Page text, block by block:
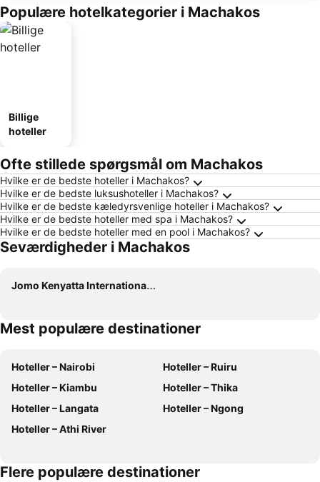
Populære hotelkategorier i Machakos
Billige
hoteller
Ofte stillede spørgsmål om Machakos
Hvilke er de bedste hoteller i Machakos?
Hvilke er de bedste luksushoteller i Machakos?
Hvilke er de bedste kæledyrsvenlige hoteller i Machakos?
Hvilke er de bedste hoteller med spa i Machakos?
Hvilke er de bedste hoteller med en pool i Machakos?
Seværdigheder i Machakos
Jomo Kenyatta International Airport
Mest populære destinationer
Hoteller – Nairobi
Hoteller – Ruiru
Hoteller – Kiambu
Hoteller – Thika
Hoteller – Langata
Hoteller – Ngong
Hoteller – Athi River
Flere populære destinationer